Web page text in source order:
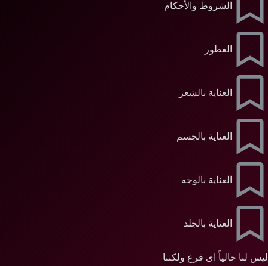
الشروط والأحكام
العطور
العناية بالشعر
العناية بالجسم
العناية بالوجه
العناية بالجلد
ليس لنا حالياً اى فرع ولكننا